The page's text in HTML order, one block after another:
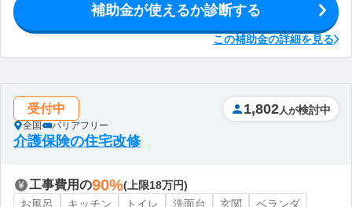
補助金が使えるか診断する
この補助金の詳細を見る
受付中
全国 バリアフリー
1,802 人が検討中
介護保険の住宅改修
工事費用の90%(上限18万円)
お風呂
キッチン トイレ 洗面台 玄関 ベランダ